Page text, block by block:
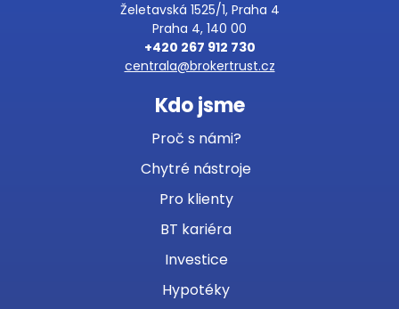
Želetavská 1525/1, Praha 4
Praha 4, 140 00
+420 267 912 730
centrala@brokertrust.cz
Kdo jsme
Proč s námi?
Chytré nástroje
Pro klienty
BT kariéra
Investice
Hypotéky